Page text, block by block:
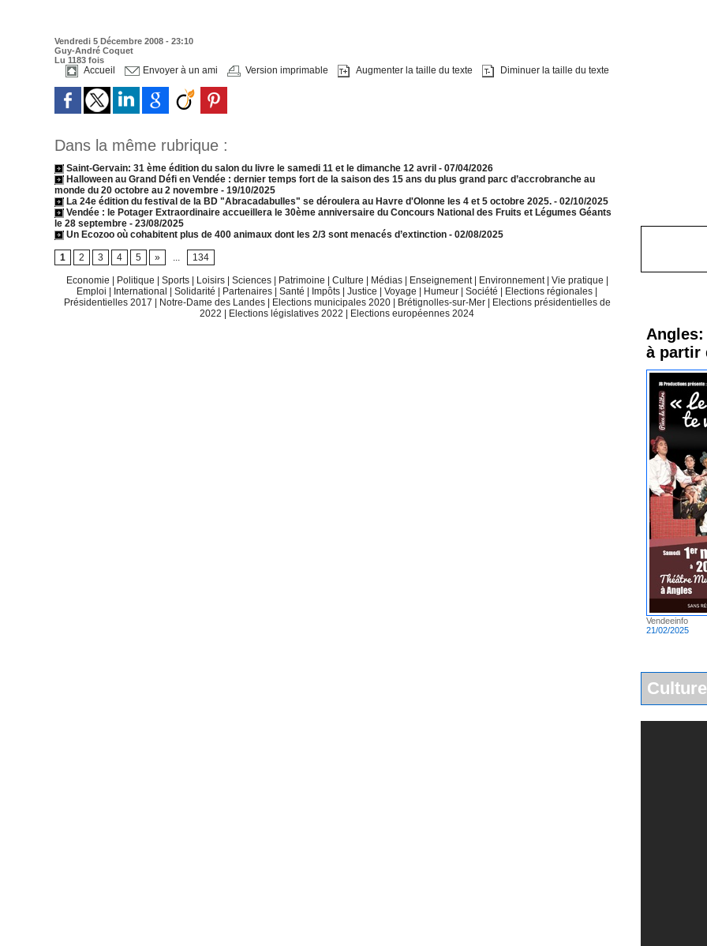
Vendredi 5 Décembre 2008 - 23:10
Guy-André Coquet
Lu 1183 fois
Accueil Envoyer à un ami Version imprimable Augmenter la taille du texte Diminuer la taille du texte
Dans la même rubrique :
Saint-Gervain: 31 ème édition du salon du livre le samedi 11 et le dimanche 12 avril - 07/04/2026
Halloween au Grand Défi en Vendée : dernier temps fort de la saison des 15 ans du plus grand parc d’accrobranche au
monde du 20 octobre au 2 novembre - 19/10/2025
La 24e édition du festival de la BD "Abracadabulles" se déroulera au Havre d'Olonne les 4 et 5 octobre 2025. - 02/10/2025
Vendée : le Potager Extraordinaire accueillera le 30ème anniversaire du Concours National des Fruits et Légumes Géants
le 28 septembre - 23/08/2025
Un Ecozoo où cohabitent plus de 400 animaux dont les 2/3 sont menacés d’extinction - 02/08/2025
1 2 3 4 5 » ... 134
Economie Politique Sports Loisirs Sciences Patrimoine Culture Médias Enseignement Environnement Vie pratique
Emploi
International Solidarité Partenaires Santé Impôts Justice Voyage Humeur Société Elections régionales
Présidentielles 2017
Notre-Dame des Landes Elections municipales 2020 Brétignolles-sur-Mer
Elections présidentielles de
2022
Elections législatives 2022 Elections européennes 2024
à partir
Vendeeinfo
21/02/2025